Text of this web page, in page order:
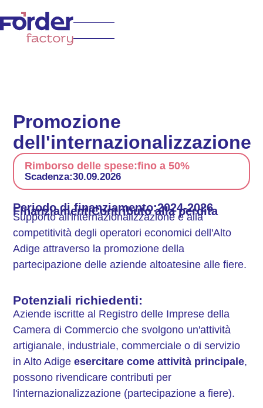
Promozione
dell'internazionalizzazione
Rimborso delle spese:fino a 50%
Scadenza:30.09.2026
Periodo di finanziamento:2024-2026
FinanziamentiContributo alla perdita
Supporto all'internazionalizzazione e alla
competitività degli operatori economici dell'Alto
Adige attraverso la promozione della
partecipazione delle aziende altoatesine alle fiere.
Potenziali richiedenti:
Aziende iscritte al Registro delle Imprese della
Camera di Commercio che svolgono un'attività
artigianale, industriale, commerciale o di servizio
in Alto Adigeesercitare come attività principale,
possono rivendicare contributi per
l'internazionalizzazione (partecipazione a fiere).